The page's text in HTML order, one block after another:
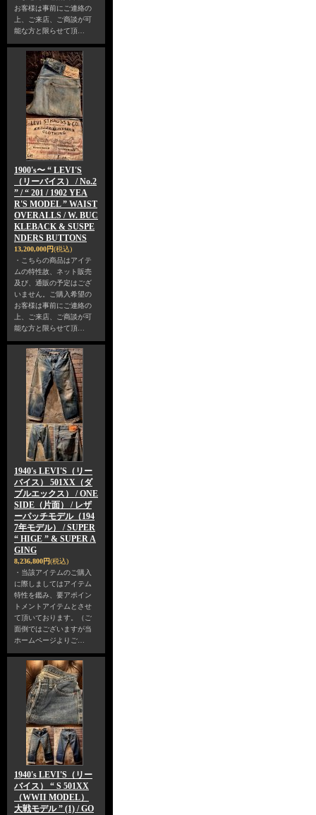
お客様は事前にご連絡の
上、ご来店、ご商談が可
能な方と限らせて頂…
1900's〜 “ LEVI'S
（リーバイス） / No.2
” / “ 201 / 1902 YEA
R'S MODEL ” WAIST
OVERALLS / W. BUC
KLEBACK & SUSPE
NDERS BUTTONS
13,200,000円(税込)
・こちらの商品はアイテ
ムの特性故、ネット販売
及び、通販の予定はござ
いません。ご購入希望の
お客様は事前にご連絡の
上、ご来店、ご商談が可
能な方と限らせて頂…
1940's LEVI'S（リー
バイス） 501XX（ダ
ブルエックス） / ONE
SIDE（片面） / レザ
ーパッチモデル（194
7年モデル） / SUPER
“ HIGE ” & SUPER A
GING
8,236,800円(税込)
・当該アイテムのご購入
に際しましてはアイテム
特性を鑑み、要アポイン
トメントアイテムとさせ
て頂いております。（ご
面倒ではございますが当
ホームページよりご…
1940's LEVI'S（リー
バイス） “ S 501XX
（WWII MODEL）
大戦モデル ” (1) / GO